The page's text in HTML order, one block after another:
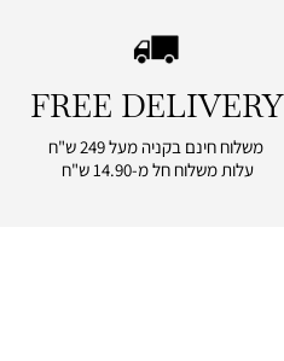
|
free
delivery
FREE DELIVERY
משלוח חינם בקניה מעל 249 ש"ח
עלות משלוח חל מ-14.90 ש"ח